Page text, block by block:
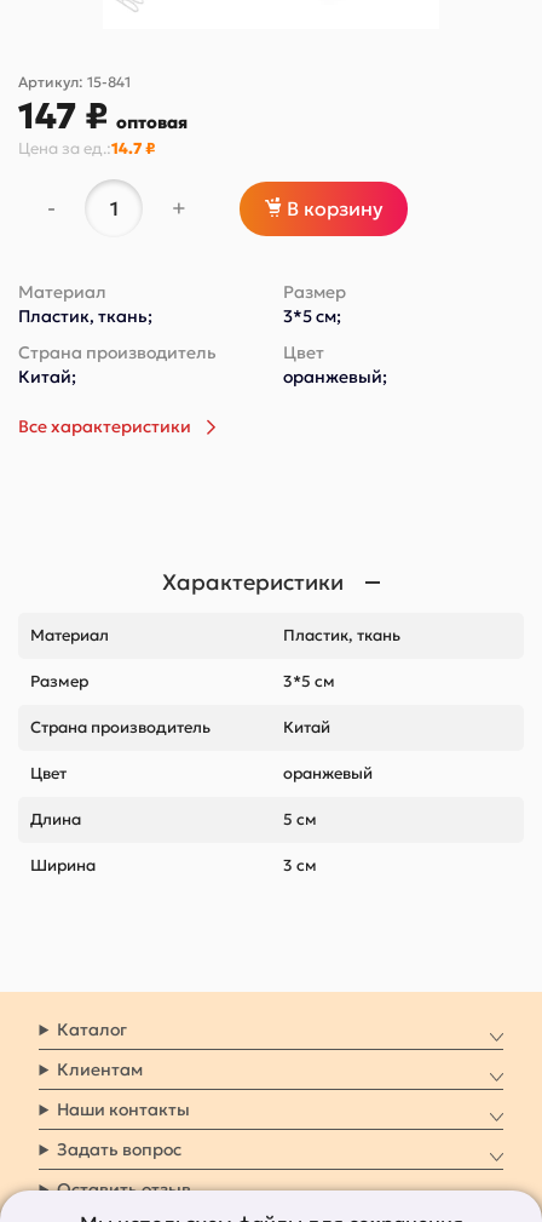
Артикул: 15-841
147 ₽ оптовая
Цена за ед.:14.7 ₽
- + В корзину
Материал
Пластик, ткань;
Размер
3*5 см;
Страна производитель
Китай;
Цвет
оранжевый;
Все характеристики
Характеристики
Материал Пластик, ткань
Размер 3*5 см
Страна производитель Китай
Цвет оранжевый
Длина 5 см
Ширина 3 см
Каталог
Клиентам
Наши контакты
Задать вопрос
Оставить отзыв